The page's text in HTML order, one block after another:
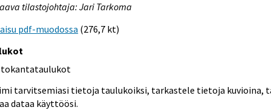
tilastojohtaja: Jari Tarkoma
pdf-muodossa (276,7 kt)
tarvitsemiasi tietoja taulukoiksi, tarkastele tietoja kuvioina,
dataa käyttöösi.